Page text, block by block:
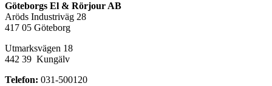
Göteborgs El & Rörjour AB
Aröds Industriväg 28
417 05 Göteborg
Utmarksvägen 18
442 39 Kungälv
Telefon: 031-500120